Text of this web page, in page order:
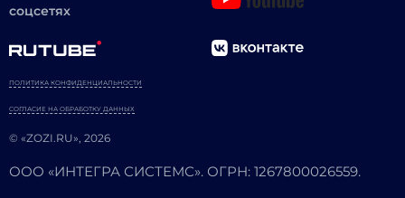
соцсетях
© «ZOZI.RU», 2026
ПОЛИТИКА КОНФИДЕНЦИАЛЬНОСТИ
СОГЛАСИЕ НА ОБРАБОТКУ ДАННЫХ
ООО «ИНТЕГРА СИСТЕМС». ОГРН: 1267800026559.